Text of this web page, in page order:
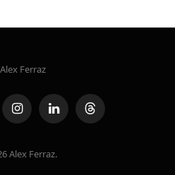
InstagramLinkedInThreads
Alex Ferraz.